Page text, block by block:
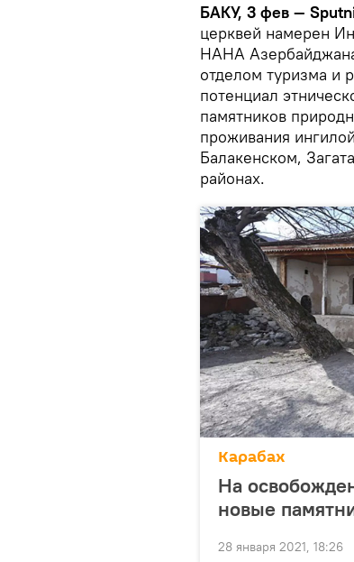
БАКУ, 3 фев —
церквей намерен
НАНА
отделом туризма и
потенциал
памятников
проживания
Балакенском,
районах.
Карабах
На
новые
28 января 2021, 18:26